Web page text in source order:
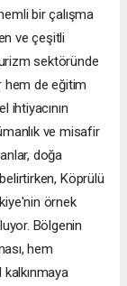
bir çalışma
ve çeşitli
sektöründe
hem de eğitim
ihtiyacının
ve misafir
doğa
Köprülü
örnek
Bölgenin
hem